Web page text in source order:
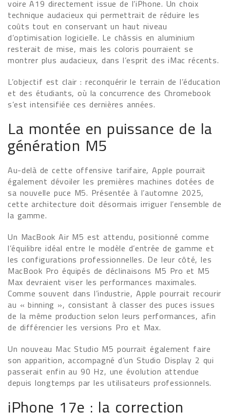
voire A19 directement issue de l’iPhone. Un choix
technique audacieux qui permettrait de réduire les
coûts tout en conservant un haut niveau
d’optimisation logicielle. Le châssis en aluminium
resterait de mise, mais les coloris pourraient se
montrer plus audacieux, dans l’esprit des iMac récents.
L’objectif est clair : reconquérir le terrain de l’éducation
et des étudiants, où la concurrence des Chromebook
s’est intensifiée ces dernières années.
La montée en puissance de la
génération M5
Au-delà de cette offensive tarifaire, Apple pourrait
également dévoiler les premières machines dotées de
sa nouvelle puce M5. Présentée à l’automne 2025,
cette architecture doit désormais irriguer l’ensemble de
la gamme.
Un MacBook Air M5 est attendu, positionné comme
l’équilibre idéal entre le modèle d’entrée de gamme et
les configurations professionnelles. De leur côté, les
MacBook Pro équipés de déclinaisons M5 Pro et M5
Max devraient viser les performances maximales.
Comme souvent dans l’industrie, Apple pourrait recourir
au « binning », consistant à classer des puces issues
de la même production selon leurs performances, afin
de différencier les versions Pro et Max.
Un nouveau Mac Studio M5 pourrait également faire
son apparition, accompagné d’un Studio Display 2 qui
passerait enfin au 90 Hz, une évolution attendue
depuis longtemps par les utilisateurs professionnels.
iPhone 17e : la correction